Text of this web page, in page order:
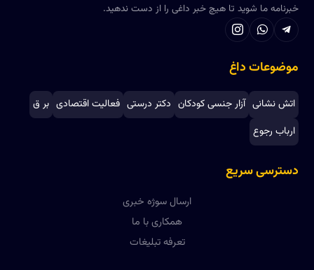
خبرنامه ما شوید تا هیچ خبر داغی را از دست ندهید.
موضوعات داغ
اتش نشانی آزار جنسی کودکان دکتر درستی فعالیت اقتصادی بر ق
ارباب رجوع
دسترسی سریع
ارسال سوژه خبری
همکاری با ما
تعرفه تبلیغات